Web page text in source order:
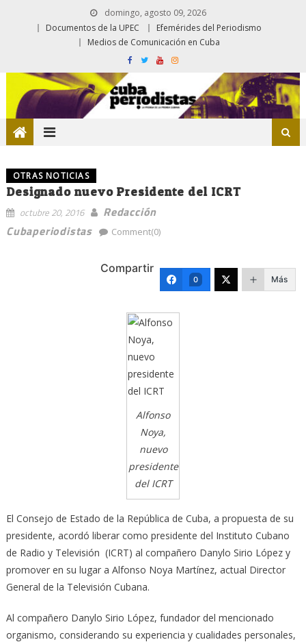
domingo, agosto 09, 2026
Documentos de la UPEC
Efemérides del Periodismo
Medios de Comunicación en Cuba
OTRAS NOTICIAS
Designado nuevo Presidente del ICRT
octubre 20, 2016
Redacción
Cubaperiodistas
Comment(0)
Compartir
0 Más
Alfonso
Noya,
nuevo
presidente
del ICRT
El Consejo de Estado de la República de Cuba, a propuesta de su
presidente, acordó liberar como presidente del Instituto Cubano
de Radio y Televisión (ICRT) al compañero Danylo Sirio López y
promover en su lugar a Alfonso Noya Martínez, actual Director
General de la Televisión Cubana.
Al compañero Danylo Sirio López, fundador del mencionado
organismo, considerando su experiencia y cualidades personales,